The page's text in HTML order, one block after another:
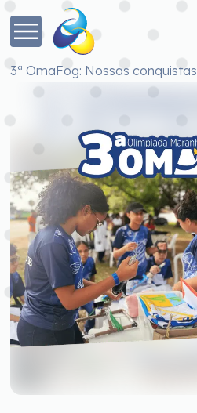
3ª OmaFog: Nossas conquistas